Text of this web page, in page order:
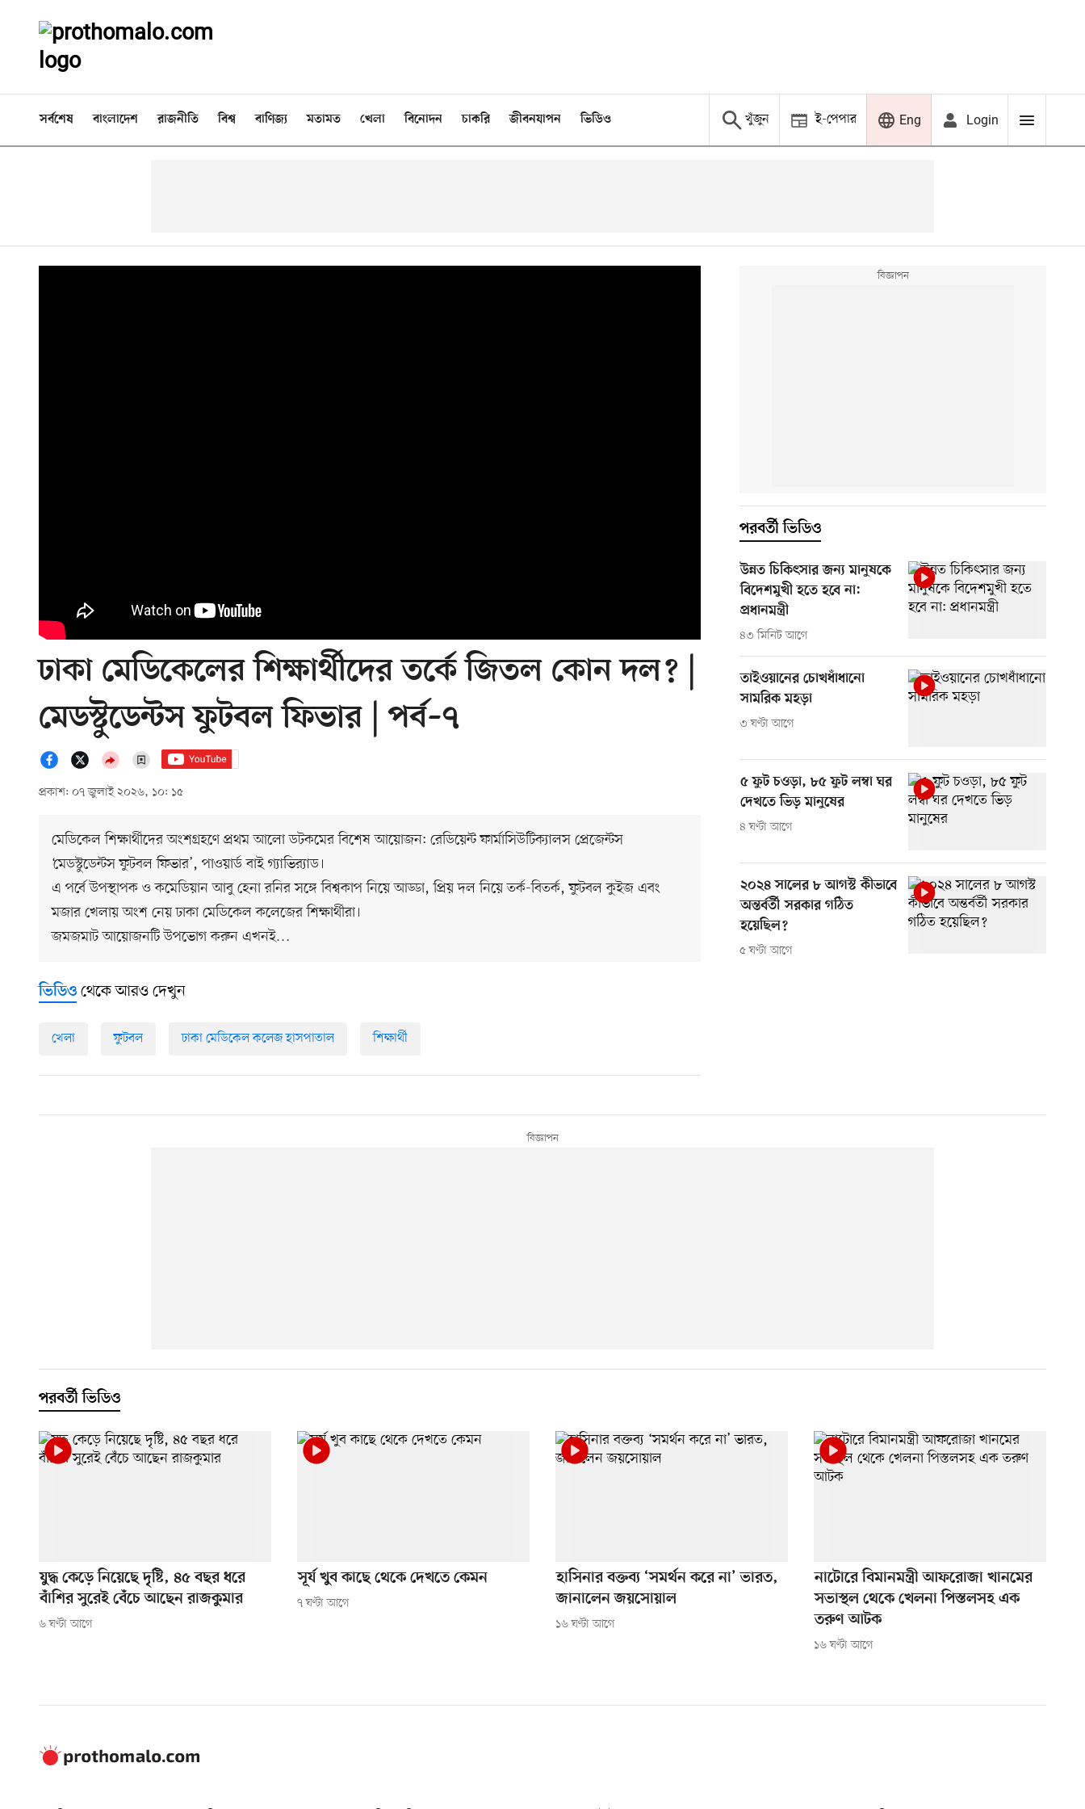
সর্বশেষ বাংলাদেশ রাজনীতি বিশ্ব বাণিজ্য মতামত খেলা বিনোদন চাকরি জীবনযাপন ভিডিও খুঁজুন ই-পেপার Eng Login
ঢাকা মেডিকেলের শিক্ষার্থীদের তর্কে জিতল কোন দল? |
মেডস্টুডেন্টস ফুটবল ফিভার | পর্ব–৭
প্রকাশ: ০৭ জুলাই ২০২৬, ১০: ১৫
মেডিকেল শিক্ষার্থীদের অংশগ্রহণে প্রথম আলো ডটকমের বিশেষ আয়োজন: রেডিয়েন্ট ফার্মাসিউটিক্যালস প্রেজেন্টস
‘মেডস্টুডেন্টস ফুটবল ফিভার’, পাওয়ার্ড বাই গ্যাভির‍্যাড।
এ পর্বে উপস্থাপক ও কমেডিয়ান আবু হেনা রনির সঙ্গে বিশ্বকাপ নিয়ে আড্ডা, প্রিয় দল নিয়ে তর্ক-বিতর্ক, ফুটবল কুইজ এবং
মজার খেলায় অংশ নেয় ঢাকা মেডিকেল কলেজের শিক্ষার্থীরা।
জমজমাট আয়োজনটি উপভোগ করুন এখনই…
পরবর্তী ভিডিও
উন্নত চিকিৎসার জন্য মানুষকে
বিদেশমুখী হতে হবে না:
প্রধানমন্ত্রী
৪৩ মিনিট আগে
তাইওয়ানের চোখধাঁধানো
সামরিক মহড়া
৩ ঘণ্টা আগে
৫ ফুট চওড়া, ৮৫ ফুট লম্বা ঘর
দেখতে ভিড় মানুষের
৪ ঘণ্টা আগে
২০২৪ সালের ৮ আগস্ট কীভাবে
অন্তর্বর্তী সরকার গঠিত
হয়েছিল?
৫ ঘণ্টা আগে
ভিডিও থেকে আরও দেখুন
খেলা ফুটবল ঢাকা মেডিকেল কলেজ হাসপাতাল শিক্ষার্থী
পরবর্তী ভিডিও
যুদ্ধ কেড়ে নিয়েছে দৃষ্টি, ৪৫ বছর ধরে
বাঁশির সুরেই বেঁচে আছেন রাজকুমার
৬ ঘণ্টা আগে
সূর্য খুব কাছে থেকে দেখতে কেমন
৭ ঘণ্টা আগে
হাসিনার বক্তব্য ‘সমর্থন করে না’ ভারত,
জানালেন জয়সোয়াল
১৬ ঘণ্টা আগে
নাটোরে বিমানমন্ত্রী আফরোজা খানমের
সভাস্থল থেকে খেলনা পিস্তলসহ এক
তরুণ আটক
১৬ ঘণ্টা আগে